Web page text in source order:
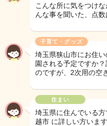
こんな所に気をつけ
んな事を聞いた、点
子育て・グッズ
埼玉県狭山市にお住
園される予定ですか
のですが、2次用の空
住まい
埼玉県に住んでいる
越市 に詳しい方いま